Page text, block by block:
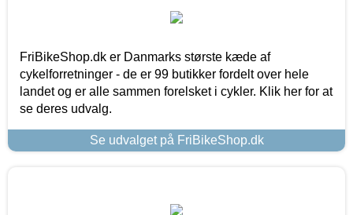
FriBikeShop.dk er Danmarks største kæde af
cykelforretninger - de er 99 butikker fordelt over hele
landet og er alle sammen forelsket i cykler. Klik her for at
se deres udvalg.
Se udvalget på FriBikeShop.dk